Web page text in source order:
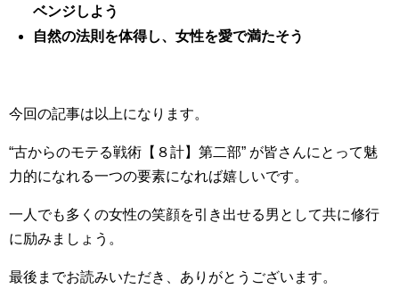
ベンジしよう
自然の法則を体得し、女性を愛で満たそう
今回の記事は以上になります。
“古からのモテる戦術【８計】第二部” が皆さんにとって魅
力的になれる一つの要素になれば嬉しいです。
一人でも多くの女性の笑顔を引き出せる男として共に修行
に励みましょう。
最後までお読みいただき、ありがとうございます。